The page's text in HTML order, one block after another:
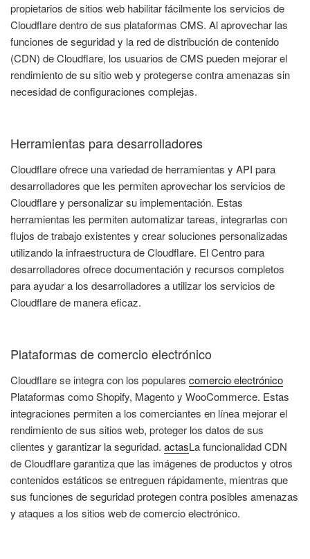
propietarios de sitios web habilitar fácilmente los servicios de
Cloudflare dentro de sus plataformas CMS. Al aprovechar las
funciones de seguridad y la red de distribución de contenido
(CDN) de Cloudflare, los usuarios de CMS pueden mejorar el
rendimiento de su sitio web y protegerse contra amenazas sin
necesidad de configuraciones complejas.
Herramientas para desarrolladores
Cloudflare ofrece una variedad de herramientas y API para
desarrolladores que les permiten aprovechar los servicios de
Cloudflare y personalizar su implementación. Estas
herramientas les permiten automatizar tareas, integrarlas con
flujos de trabajo existentes y crear soluciones personalizadas
utilizando la infraestructura de Cloudflare. El Centro para
desarrolladores ofrece documentación y recursos completos
para ayudar a los desarrolladores a utilizar los servicios de
Cloudflare de manera eficaz.
Plataformas de comercio electrónico
Cloudflare se integra con los populares comercio electrónico
Plataformas como Shopify, Magento y WooCommerce. Estas
integraciones permiten a los comerciantes en línea mejorar el
rendimiento de sus sitios web, proteger los datos de sus
clientes y garantizar la seguridad. actasLa funcionalidad CDN
de Cloudflare garantiza que las imágenes de productos y otros
contenidos estáticos se entreguen rápidamente, mientras que
sus funciones de seguridad protegen contra posibles amenazas
y ataques a los sitios web de comercio electrónico.